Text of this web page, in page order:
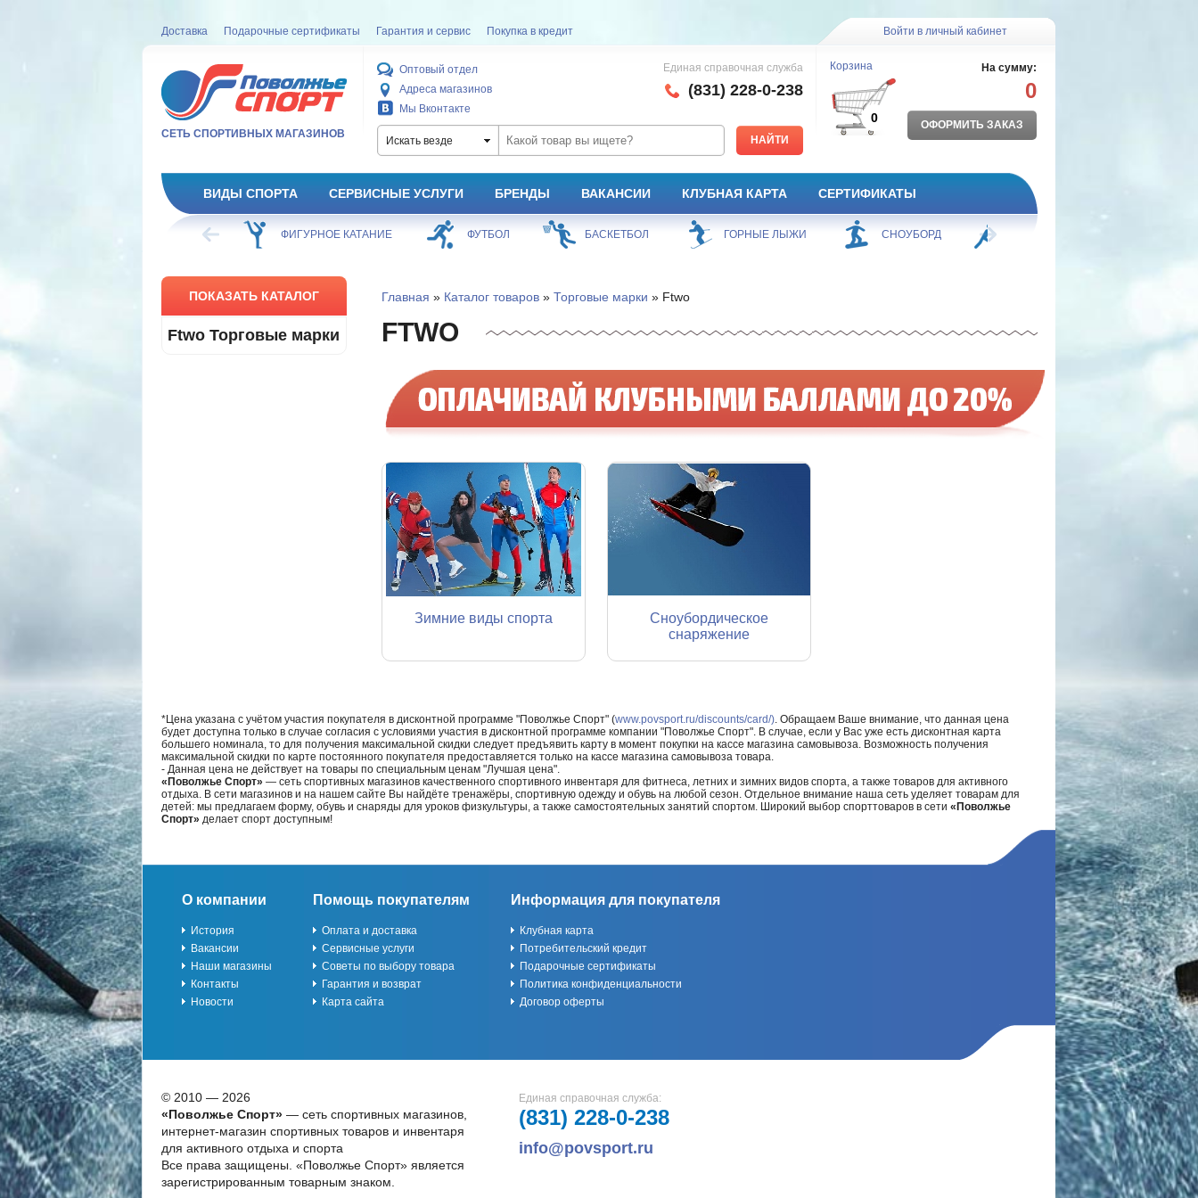
Доставка Подарочные сертификаты Гарантия и сервис Покупка в кредит Войти в личный кабинет
СЕТЬ СПОРТИВНЫХ МАГАЗИНОВ
Оптовый отдел
Адреса магазинов
Мы Вконтакте
Единая справочная служба
(831) 228-0-238
Искать везде
Корзина
0
На сумму:
0
ОФОРМИТЬ ЗАКАЗ
ВИДЫ СПОРТА СЕРВИСНЫЕ УСЛУГИ БРЕНДЫ ВАКАНСИИ КЛУБНАЯ КАРТА СЕРТИФИКАТЫ
ХОККЕЙ ФИГУРНОЕ КАТАНИЕ ФУТБОЛ БАСКЕТБОЛ ГОРНЫЕ ЛЫЖИ СНОУБОРД
ПОКАЗАТЬ КАТАЛОГ
Ftwo Торговые марки
Главная » Каталог товаров» Торговые марки » Ftwo
FTWO
Зимние виды спорта
Сноубордическое
снаряжение
*Цена указана с учётом участия покупателя в дисконтной программе "Поволжье Спорт" (www.povsport.ru/discounts/card/). Обращаем Ваше внимание, что данная цена
будет доступна только в случае согласия с условиями участия в дисконтной программе компании "Поволжье Спорт". В случае, если у Вас уже есть дисконтная карта
большего номинала, то для получения максимальной скидки следует предъявить карту в момент покупки на кассе магазина самовывоза. Возможность получения
максимальной скидки по карте постоянного покупателя предоставляется только на кассе магазина самовывоза товара.
- Данная цена не действует на товары по специальным ценам "Лучшая цена".
«Поволжье Спорт» — сеть спортивных магазинов качественного спортивного инвентаря для фитнеса, летних и зимних видов спорта, а также товаров для активного
отдыха. В сети магазинов и на нашем сайте Вы найдёте тренажёры, спортивную одежду и обувь на любой сезон. Отдельное внимание наша сеть уделяет товарам для
детей: мы предлагаем форму, обувь и снаряды для уроков физкультуры, а также самостоятельных занятий спортом. Широкий выбор спорттоваров в сети «Поволжье
Спорт» делает спорт доступным!
О компании
История
Вакансии
Наши магазины
Контакты
Новости
Помощь покупателям
Оплата и доставка
Сервисные услуги
Советы по выбору товара
Гарантия и возврат
Карта сайта
Информация для покупателя
Клубная карта
Потребительский кредит
Подарочные сертификаты
Политика конфиденциальности
Договор оферты
© 2010 — 2026
«Поволжье Спорт»— сеть спортивных магазинов,
интернет-магазин спортивных товаров и инвентаря
для активного отдыха и спорта
Все права защищены. «Поволжье Спорт» является
зарегистрированным товарным знаком.
Единая справочная служба:
(831) 228-0-238
info@povsport.ru